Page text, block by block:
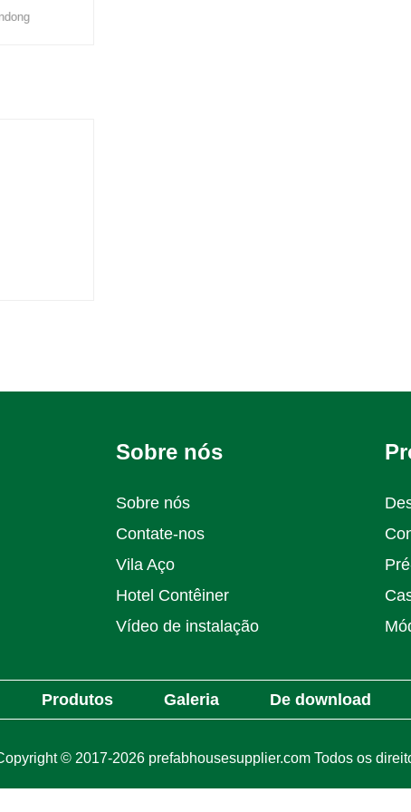
e portáteis,
e
Sobre nós
Sobre nós
Contate-nos
Vila Aço
Hotel Contêiner
Vídeo de instalação
Produtos Galeria De download
© 2017-2026 prefabhousesupplier.com Todos os